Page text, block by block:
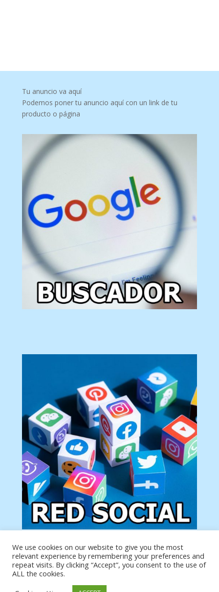
Tu anuncio va aquí
Podemos poner tu anuncio aquí con un link de tu
producto o página
Tu anuncio va aquí
Podemos poner tu anuncio aquí con un link de tu
producto o página
We use cookies on our website to give you the most
relevant experience by remembering your preferences and
repeat visits. By clicking “Accept”, you consent to the use of
ALL the cookies.